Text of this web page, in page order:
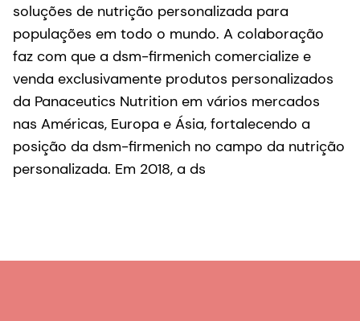
soluções de nutrição personalizada para
populações em todo o mundo. A colaboração
faz com que a dsm-firmenich comercialize e
venda exclusivamente produtos personalizados
da Panaceutics Nutrition em vários mercados
nas Américas, Europa e Ásia, fortalecendo a
posição da dsm-firmenich no campo da nutrição
personalizada. Em 2018, a ds